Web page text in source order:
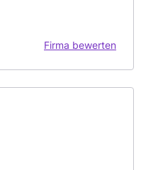
Firma bewerten